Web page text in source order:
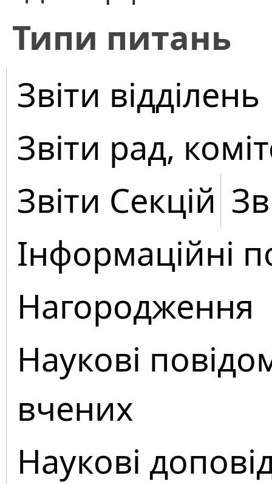
​Типи питань
Звіти відділень
Звіти рад,
Звіти Секцій
Інформаційні
Нагородження
Наукові
вчених
Наукові